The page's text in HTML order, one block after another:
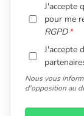
J'accepte
pour me
RGPD
J'accepte
Nous vous
d'opposition au